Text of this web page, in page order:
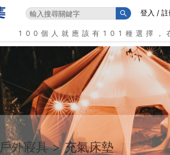
登入 / 註
100個人就應該有101種選擇，
戶外寢具 > 充氣床墊